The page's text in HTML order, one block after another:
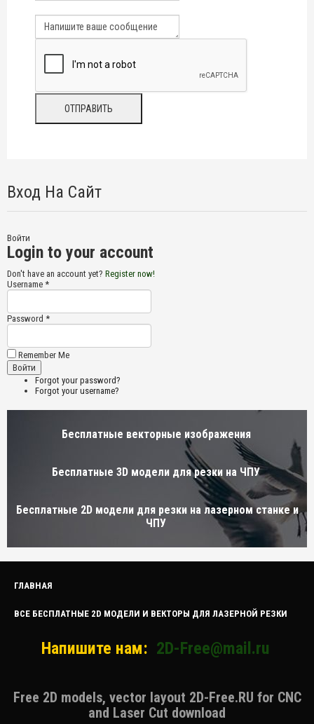
Вход На Сайт
Войти
Login to your account
Don't have an account yet? Register now!
Username *
Password *
Remember Me
Forgot your password?
Forgot your username?
Бесплатные векторные изображения
Бесплатные 3D модели для резки на ЧПУ
Бесплатные 2D модели для резки на лазерном станке и
ЧПУ
ГЛАВНАЯ
ВСЕ БЕСПЛАТНЫЕ 2D МОДЕЛИ И ВЕКТОРЫ ДЛЯ ЛАЗЕРНОЙ РЕЗКИ
Напишите нам: 2D-Free@mail.ru
Free 2D models, vector layout 2D-Free.RU for CNC
and Laser Cut download